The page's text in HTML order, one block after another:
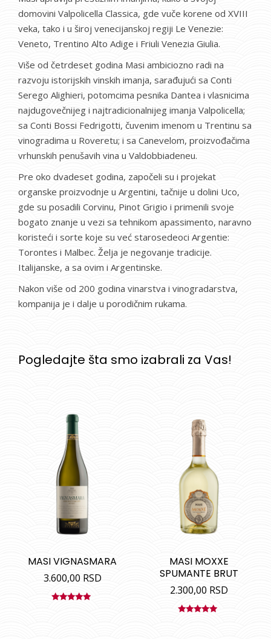
domovini Valpolicella Classica, gde vuče korene od XVIII
veka, tako i u široj venecijanskoj regiji Le Venezie:
Veneto, Trentino Alto Adige i Friuli Venezia Giulia.
Više od četrdeset godina Masi ambiciozno radi na
razvoju istorijskih vinskih imanja, sarađujući sa Conti
Serego Alighieri, potomcima pesnika Dantea i vlasnicima
najdugovečnijeg i najtradicionalnijeg imanja Valpolicella;
sa Conti Bossi Fedrigotti, čuvenim imenom u Trentinu sa
vinogradima u Roveretu; i sa Canevelom, proizvođačima
vrhunskih penušavih vina u Valdobbiadeneu.
Pre oko dvadeset godina, započeli su i projekat
organske proizvodnje u Argentini, tačnije u dolini Uco,
gde su posadili Corvinu, Pinot Grigio i primenili svoje
bogato znanje u vezi sa tehnikom apassimento, naravno
koristeći i sorte koje su već starosedeoci Argentie:
Torontes i Malbec. Želja je negovanje tradicije.
Italijanske, a sa ovim i Argentinske.
Nakon više od 200 godina vinarstva i vinogradarstva,
kompanija je i dalje u porodičnim rukama.
Pogledajte šta smo izabrali za Vas!
MASI VIGNASMARA
3.600,00 RSD
MASI MOXXE
SPUMANTE BRUT
2.300,00 RSD